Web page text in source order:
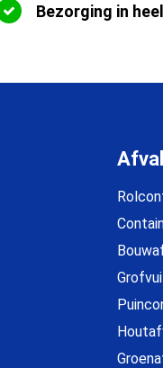
Bezorging in